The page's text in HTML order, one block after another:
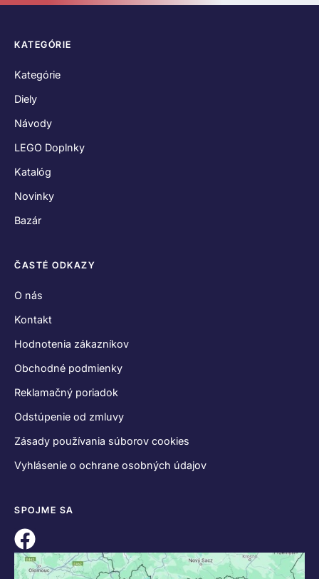
KATEGÓRIE
Kategórie
Diely
Návody
LEGO Doplnky
Katalóg
Novinky
Bazár
ČASTÉ ODKAZY
O nás
Kontakt
Hodnotenia zákazníkov
Obchodné podmienky
Reklamačný poriadok
Odstúpenie od zmluvy
Zásady používania súborov cookies
Vyhlásenie o ochrane osobných údajov
SPOJME SA